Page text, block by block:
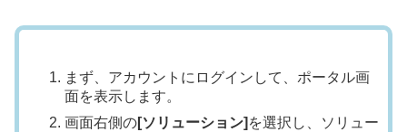
まず、アカウントにログインして、ポータル画
面を表示します。
画面右側の[ソリューション] を選択し、ソリュー